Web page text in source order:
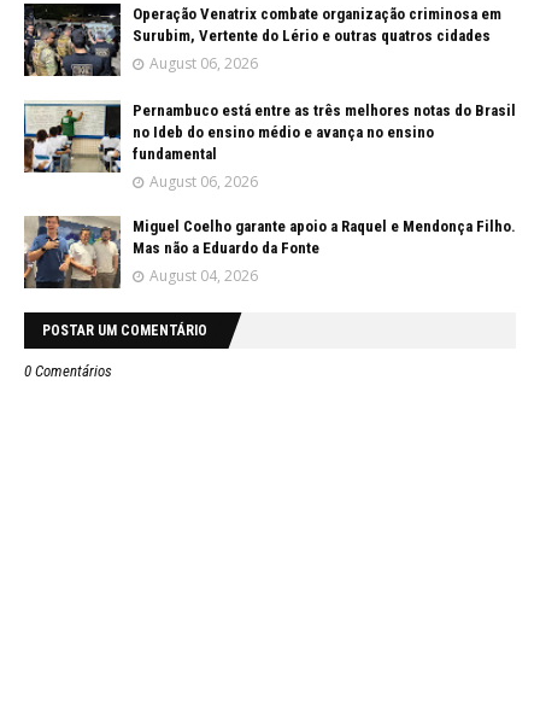
Operação Venatrix combate organização criminosa em
Surubim, Vertente do Lério e outras quatros cidades
August 06, 2026
Pernambuco está entre as três melhores notas do Brasil
no Ideb do ensino médio e avança no ensino
fundamental
August 06, 2026
Miguel Coelho garante apoio a Raquel e Mendonça Filho.
Mas não a Eduardo da Fonte
August 04, 2026
POSTAR UM COMENTÁRIO
0 Comentários